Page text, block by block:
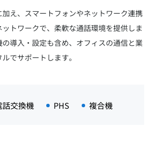
え、スマートフォンやネットワーク連携
トワークで、柔軟な通話環境を提供しま
導入・設定も含め、オフィスの通信と業
でサポートします。
話交換機 PHS 複合機